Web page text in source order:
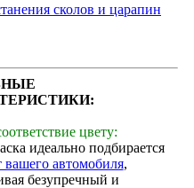
сколов и царапин
цвету:
идеально подбирается
вашего автомобиля,
безупречный и